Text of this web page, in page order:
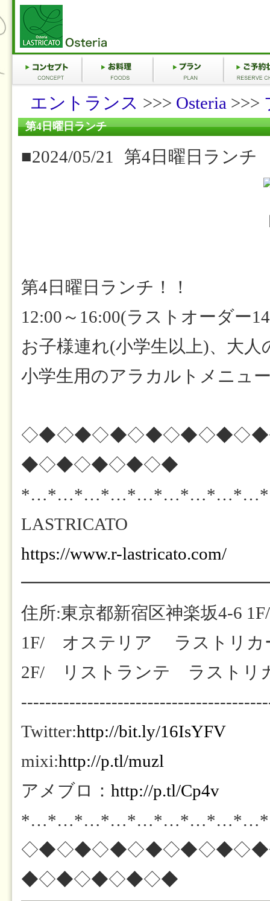
エントランス >>> Osteria >>>
第4日曜日ランチ
■2024/05/21 第4日曜日ランチ
第4日曜日ランチ！！
12:00～16:00(ラストオーダー
お子様連れ(小学生以上)、大
小学生用のアラカルトメニュ
◆◇◆◇◆◇◆◇◆
LASTRICATO
https://www.r-lastricato.com/
住所:東京都新宿区神楽坂4-6
1F/ オステリア ラストリ
2F/ リストランテ ラスト
Twitter:http://bit.ly/16IsYFV
mixi:http://p.tl/muzl
アメブロ： http://p.tl/Cp4v
◆◇◆◇◆◇◆◇◆